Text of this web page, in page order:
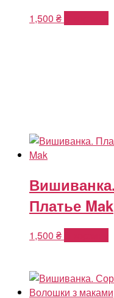
1,500 ₴
Платье Mak
1,500 ₴